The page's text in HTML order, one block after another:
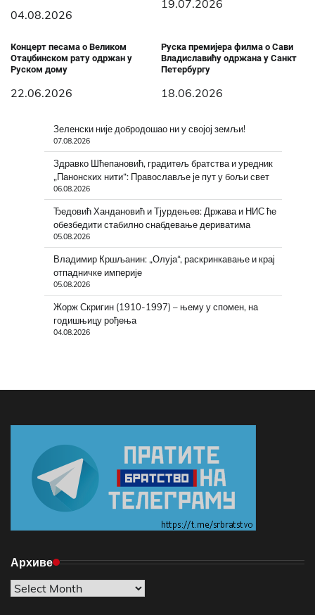
04.08.2026
19.07.2026
Концерт песама о Великом
Отаџбинском рату одржан у
Руском дому
22.06.2026
Руска премијера филма о Сави
Владиславићу одржана у Санкт
Петербургу
18.06.2026
Зеленски није добродошао ни у својој земљи!
07.08.2026
Здравко Шћепановић, градитељ братства и уредник
„Панонских нити“: Православље је пут у бољи свет
06.08.2026
Ђедовић Хандановић и Тјурдењев: Држава и НИС ће
обезбедити стабилно снабдевање дериватима
05.08.2026
Владимир Кршљанин: „Олуја“, раскринкавање и крај
отпадничке империје
05.08.2026
Жорж Скригин (1910-1997) – њему у спомен, на
годишњицу рођења
04.08.2026
Архиве
Архиве